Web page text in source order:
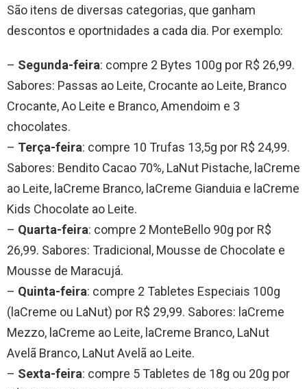
São itens de diversas categorias, que ganham
descontos e oportnidades a cada dia. Por exemplo:
– Segunda-feira: compre 2 Bytes 100g por R$ 26,99.
Sabores: Passas ao Leite, Crocante ao Leite, Branco
Crocante, Ao Leite e Branco, Amendoim e 3
chocolates.
– Terça-feira: compre 10 Trufas 13,5g por R$ 24,99.
Sabores: Bendito Cacao 70%, LaNut Pistache, laCreme
ao Leite, laCreme Branco, laCreme Gianduia e laCreme
Kids Chocolate ao Leite.
– Quarta-feira: compre 2 MonteBello 90g por R$
26,99. Sabores: Tradicional, Mousse de Chocolate e
Mousse de Maracujá.
– Quinta-feira: compre 2 Tabletes Especiais 100g
(laCreme ou LaNut) por R$ 29,99. Sabores: laCreme
Mezzo, laCreme ao Leite, laCreme Branco, LaNut
Avelã Branco, LaNut Avelã ao Leite.
– Sexta-feira: compre 5 Tabletes de 18g ou 20g por